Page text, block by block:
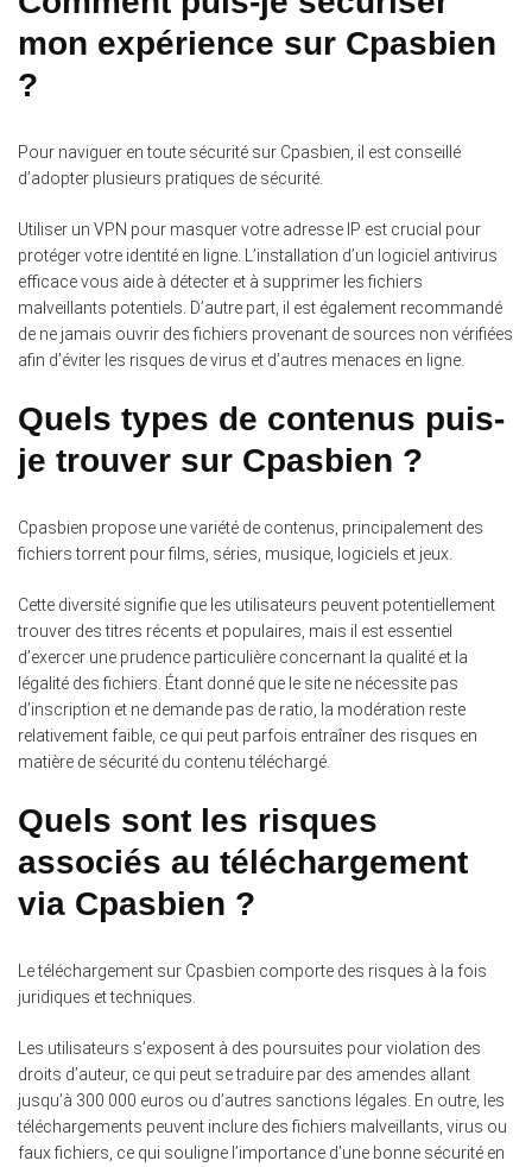
mon expérience sur Cpasbien
?
Pour naviguer en toute sécurité sur Cpasbien, il est conseillé
d’adopter plusieurs pratiques de sécurité.
Utiliser un VPN pour masquer votre adresse IP est crucial pour
protéger votre identité en ligne. L’installation d’un logiciel antivirus
efficace vous aide à détecter et à supprimer les fichiers
malveillants potentiels. D’autre part, il est également recommandé
de ne jamais ouvrir des fichiers provenant de sources non vérifiées
afin d’éviter les risques de virus et d’autres menaces en ligne.
Quels types de contenus puis-
je trouver sur Cpasbien ?
Cpasbien propose une variété de contenus, principalement des
fichiers torrent pour films, séries, musique, logiciels et jeux.
Cette diversité signifie que les utilisateurs peuvent potentiellement
trouver des titres récents et populaires, mais il est essentiel
d’exercer une prudence particulière concernant la qualité et la
légalité des fichiers. Étant donné que le site ne nécessite pas
d’inscription et ne demande pas de ratio, la modération reste
relativement faible, ce qui peut parfois entraîner des risques en
matière de sécurité du contenu téléchargé.
Quels sont les risques
associés au téléchargement
via Cpasbien ?
Le téléchargement sur Cpasbien comporte des risques à la fois
juridiques et techniques.
Les utilisateurs s’exposent à des poursuites pour violation des
droits d’auteur, ce qui peut se traduire par des amendes allant
jusqu’à 300 000 euros ou d’autres sanctions légales. En outre, les
téléchargements peuvent inclure des fichiers malveillants, virus ou
faux fichiers, ce qui souligne l’importance d’une bonne sécurité en